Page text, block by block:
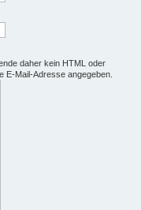
daher kein HTML oder
E-Mail-Adresse angegeben.